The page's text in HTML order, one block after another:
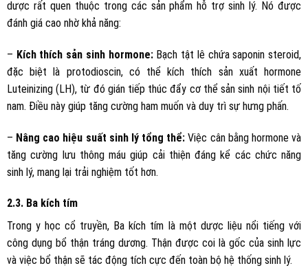
dược rất quen thuộc trong các sản phẩm hỗ trợ sinh lý. Nó được
đánh giá cao nhờ khả năng:
– Kích thích sản sinh hormone:Bạch tật lê chứa saponin steroid,
đặc biệt là protodioscin, có thể kích thích sản xuất hormone
Luteinizing (LH), từ đó gián tiếp thúc đẩy cơ thể sản sinh nội tiết tố
nam. Điều này giúp tăng cường ham muốn và duy trì sự hưng phấn.
– Nâng cao hiệu suất sinh lý tổng thể: Việc cân bằng hormone và
tăng cường lưu thông máu giúp cải thiện đáng kể các chức năng
sinh lý, mang lại trải nghiệm tốt hơn.
2.3. Ba kích tím
Trong y học cổ truyền, Ba kích tím là một dược liệu nổi tiếng với
công dụng bổ thận tráng dương. Thận được coi là gốc của sinh lực
và việc bổ thận sẽ tác động tích cực đến toàn bộ hệ thống sinh lý.